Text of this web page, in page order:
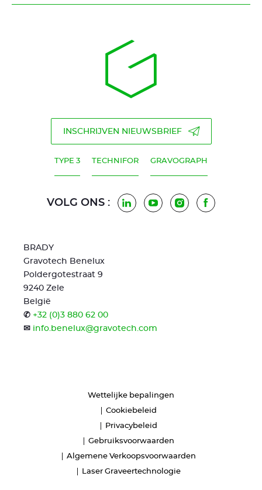
INSCHRIJVEN NIEUWSBRIEF
TYPE 3 TECHNIFOR GRAVOGRAPH
VOLG ONS : LinkedInYoutubeInstagramFacebook
BRADY
Gravotech Benelux
Poldergotestraat 9
9240 Zele
België
✆ +32 (0)3 880 62 00
✉ info.benelux@gravotech.com
Wettelijke bepalingen
Cookiebeleid
Privacybeleid
Gebruiksvoorwaarden
Algemene Verkoopsvoorwaarden
Laser Graveertechnologie